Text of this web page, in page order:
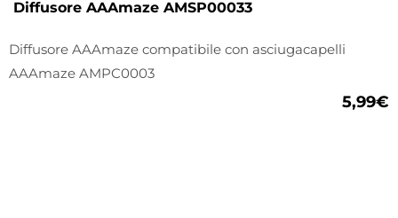
Diffusore AAAmaze AMSP00033
Diffusore AAAmaze compatibile con asciugacapelli
AAAmaze AMPC0003
5,99€